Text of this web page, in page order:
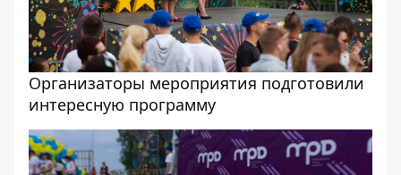
Организаторы мероприятия подготовили
интересную программу